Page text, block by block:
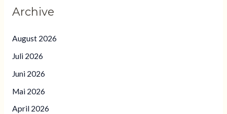
Archive
August 2026
Juli 2026
Juni 2026
Mai 2026
April 2026